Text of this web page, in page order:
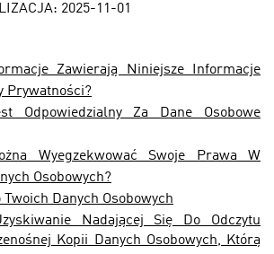
2025-11-01
Zawierają Niniejsze Informacje
Prywatności?
Odpowiedzialny Za Dane Osobowe
Wyegzekwować Swoje Prawa W
Osobowych?
Twoich Danych Osobowych
Nadającej Się Do Odczytu
Kopii Danych Osobowych, Którą